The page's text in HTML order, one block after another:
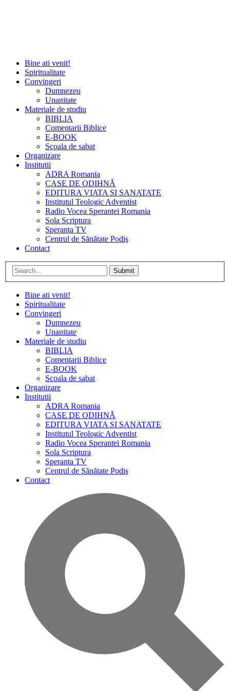
Bine ati venit!
Spiritualitate
Convingeri
Dumnezeu
Unanitate
Materiale de studiu
BIBLIA
Comentarii Biblice
E-BOOK
Scoala de sabat
Organizare
Institutii
ADRA Romania
CASE DE ODIHNĂ
EDITURA VIATA SI SANATATE
Institutul Teologic Adventist
Radio Vocea Sperantei Romania
Sola Scriptura
Speranta TV
Centrul de Sănătate Podiş
Contact
Submit
Bine ati venit!
Spiritualitate
Convingeri
Dumnezeu
Unanitate
Materiale de studiu
BIBLIA
Comentarii Biblice
E-BOOK
Scoala de sabat
Organizare
Institutii
ADRA Romania
CASE DE ODIHNĂ
EDITURA VIATA SI SANATATE
Institutul Teologic Adventist
Radio Vocea Sperantei Romania
Sola Scriptura
Speranta TV
Centrul de Sănătate Podiş
Contact